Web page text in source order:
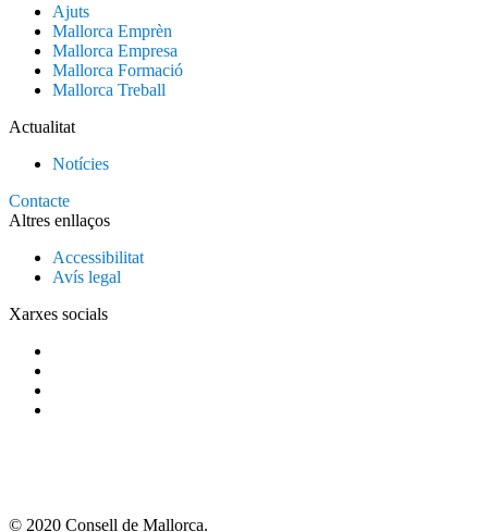
Ajuts
Mallorca Emprèn
Mallorca Empresa
Mallorca Formació
Mallorca Treball
Actualitat
Notícies
Contacte
Altres enllaços
Accessibilitat
Avís legal
Xarxes socials
© 2020 Consell de Mallorca.